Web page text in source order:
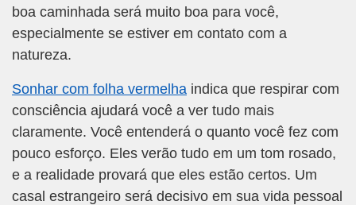
boa caminhada será muito boa para você,
especialmente se estiver em contato com a
natureza.
Sonhar com folha vermelha indica que respirar com
consciência ajudará você a ver tudo mais
claramente. Você entenderá o quanto você fez com
pouco esforço. Eles verão tudo em um tom rosado,
e a realidade provará que eles estão certos. Um
casal estrangeiro será decisivo em sua vida pessoal